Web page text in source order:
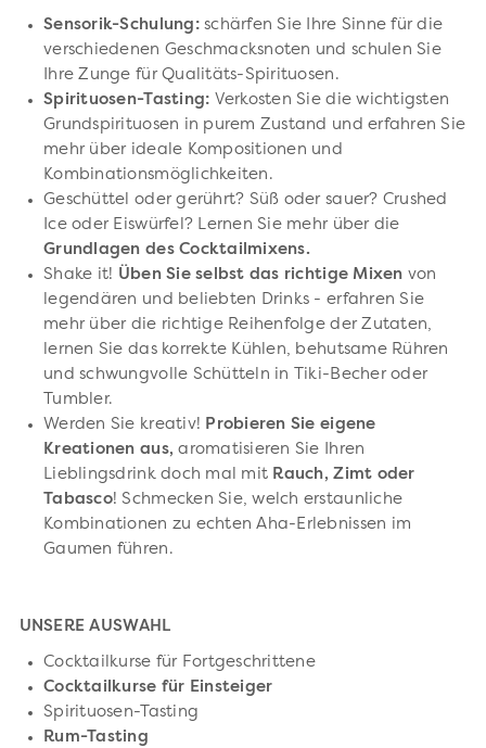
Sensorik-Schulung:schärfen Sie Ihre Sinne für die
verschiedenen Geschmacksnoten und schulen Sie
Ihre Zunge für Qualitäts-Spirituosen.
Spirituosen-Tasting: Verkosten Sie die wichtigsten
Grundspirituosen in purem Zustand und erfahren Sie
mehr über ideale Kompositionen und
Kombinationsmöglichkeiten.
Geschüttel oder gerührt? Süß oder sauer? Crushed
Ice oder Eiswürfel? Lernen Sie mehr über die
Grundlagen des Cocktailmixens.
Shake it! Üben Sie selbst das richtige Mixen von
legendären und beliebten Drinks - erfahren Sie
mehr über die richtige Reihenfolge der Zutaten,
lernen Sie das korrekte Kühlen, behutsame Rühren
und schwungvolle Schütteln in Tiki-Becher oder
Tumbler.
Werden Sie kreativ! Probieren Sie eigene
Kreationen aus, aromatisieren Sie Ihren
Lieblingsdrink doch mal mit Rauch, Zimt oder
Tabasco! Schmecken Sie, welch erstaunliche
Kombinationen zu echten Aha-Erlebnissen im
Gaumen führen.
UNSERE AUSWAHL
Cocktailkurse für Fortgeschrittene
Cocktailkurse für Einsteiger
Spirituosen-Tasting
Rum-Tasting